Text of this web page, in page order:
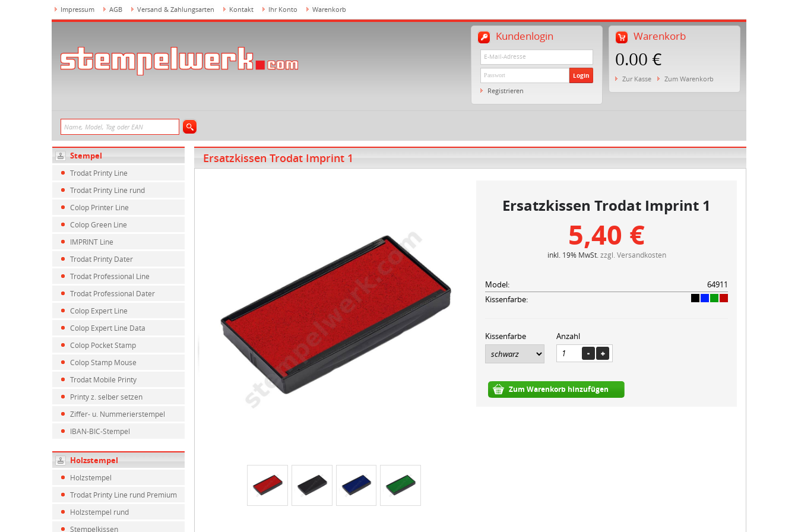
Impressum AGB Versand & Zahlungsarten Kontakt Ihr Konto Warenkorb
Warenkorb
0.00 €
Zur Kasse Zum Warenkorb
Kundenlogin
Login
Registrieren
Stempel
Trodat Printy Line
Trodat Printy Line rund
Colop Printer Line
Colop Green Line
IMPRINT Line
Trodat Printy Dater
Trodat Professional Line
Trodat Professional Dater
Colop Expert Line
Colop Expert Line Data
Colop Pocket Stamp
Colop Stamp Mouse
Trodat Mobile Printy
Printy z. selber setzen
Ziffer- u. Nummerierstempel
IBAN-BIC-Stempel
Holzstempel
Holzstempel
Trodat Printy Line rund Premium
Holzstempel rund
Stempelkissen
Ersatzkissen Trodat Imprint 1
Ersatzkissen Trodat Imprint 1
5,40 €
inkl. 19% MwSt. zzgl. Versandkosten
Model:
64911
Kissenfarbe:
Kissenfarbe Anzahl
Zum Warenkorb hinzufügen